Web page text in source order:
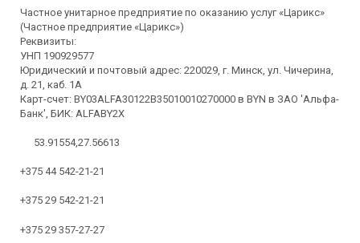
Частное унитарное предприятие по оказанию услуг «Царикс»
(Частное предприятие «Царикс»)
Реквизиты:
УНП 190929577
Юридический и почтовый адрес: 220029, г. Минск, ул. Чичерина,
д. 21, каб. 1А
Карт-счет: BY03ALFA30122B35010010270000 в BYN в ЗАО 'Альфа-
Банк', БИК: ALFABY2X
53.91554,27.56613
+375 44 542-21-21
+375 29 542-21-21
+375 29 357-27-27